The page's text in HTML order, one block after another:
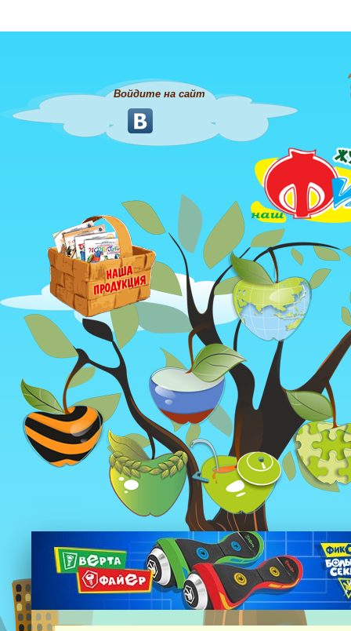
Войдите на сайт